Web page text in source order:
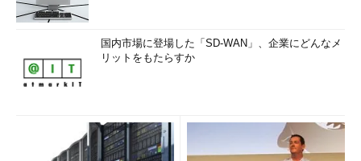
国内市場に登場した「SD-WAN」、企業にどんなメ
リットをもたらすか